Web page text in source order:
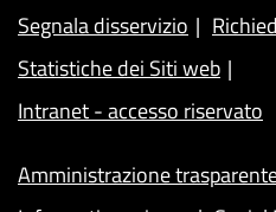
Segnala disservizio
Statistiche dei Siti web
Intranet - accesso riservato
Amministrazione